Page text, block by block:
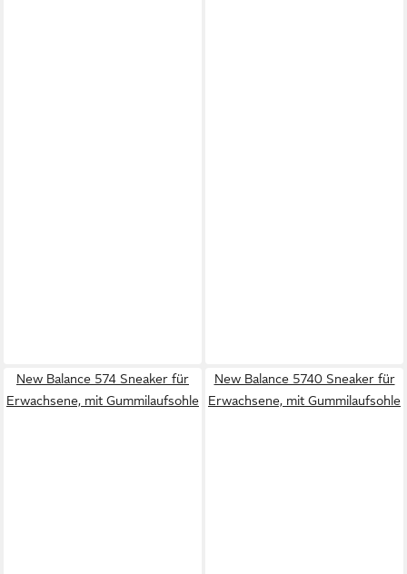
New Balance 574 Sneaker für
Erwachsene, mit Gummilaufsohle
New Balance 5740 Sneaker für
Erwachsene, mit Gummilaufsohle